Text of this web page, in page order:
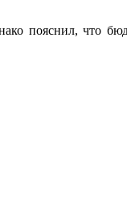
пояснил, что